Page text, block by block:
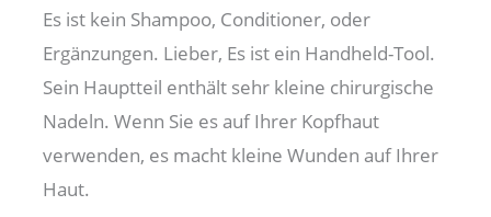
Es ist kein Shampoo, Conditioner, oder
Ergänzungen. Lieber, Es ist ein Handheld-Tool.
Sein Hauptteil enthält sehr kleine chirurgische
Nadeln. Wenn Sie es auf Ihrer Kopfhaut
verwenden, es macht kleine Wunden auf Ihrer
Haut.